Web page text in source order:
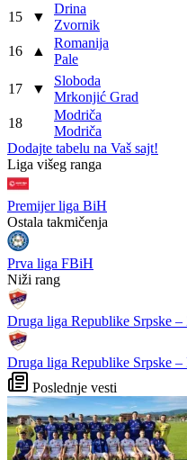
15 ▼
Drina
Zvornik
16 ▲
Romanija
Pale
17 ▼
Sloboda
Mrkonjić Grad
18
Modriča
Modriča
Dodajte tabelu na Vaš sajt!
WEB PREPORUKE
Novak Đoković predlaže
velike promjene: Kraći
mečevi, brži setovi i nova
pravila bodovanja
Sloboda krenula po povratak
u elitu: Cilj je jasan –
ekspresni povratak u
Premijer ligu BiH
Modrić: San je i dalje isti